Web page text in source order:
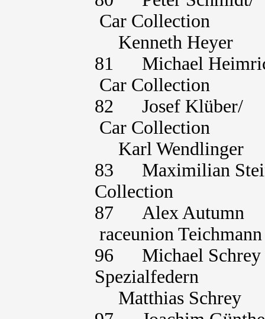
Car Collection
Kenneth
81 Michael
Car Collection
82 Josef Klüber/
Car Collection
Karl
83 Maximilian
Collection
87 Alex Autumn
raceunion Teichmann
96 Michael
Spezialfedern
Matthias